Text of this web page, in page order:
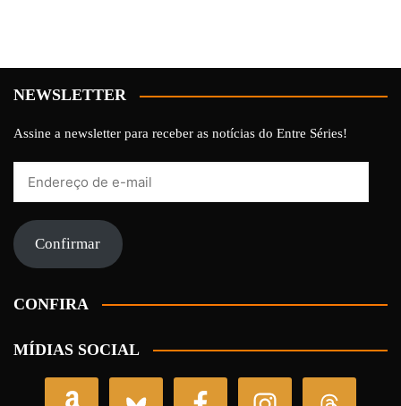
NEWSLETTER
Assine a newsletter para receber as notícias do Entre Séries!
mail Confirmar
CONFIRA
MÍDIAS SOCIAL